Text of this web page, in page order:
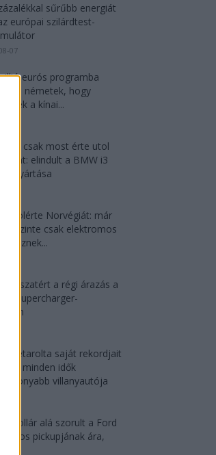
sűrűbb energiát
európai szilárdtest-
07
eurós programba
a németek, hogy
a kínai...
csak most érte utol
elindult a BMW i3
utolérte Norvégiát: már
is szinte csak elektromos
vesznek...
visszatért a régi árazás a
Supercharger-
letarolta saját rekordjait
minden idők
villanyautója
dollár alá szorult a Ford
pickupjának ára,